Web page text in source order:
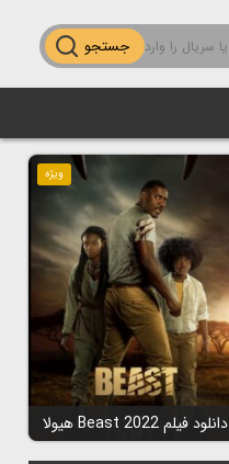
جستجو
ویژه
دانلود فیلم Beast 2022 هیولا